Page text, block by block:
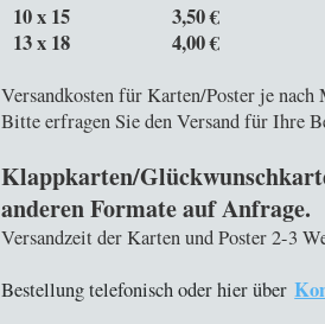
10 x 15 3,50 €
13 x 18 4,00 €
Versandkosten für Karten/Poster je nach
Bitte erfragen Sie den Versand für Ihre
Klappkarten/
anderen Formate auf Anfrage.
Versandzeit der Karten und Poster 2-3
Bestellung telefonisch oder hier über